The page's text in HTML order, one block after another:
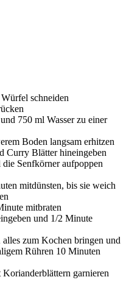
schneiden
750 ml Wasser zu einer
Boden langsam erhitzen
Curry Blätter hineingeben
Senfkörner aufpoppen
mitdünsten, bis sie weich
mitbraten
und 1/2 Minute
zum Kochen bringen und
Rühren 10 Minuten
garnieren